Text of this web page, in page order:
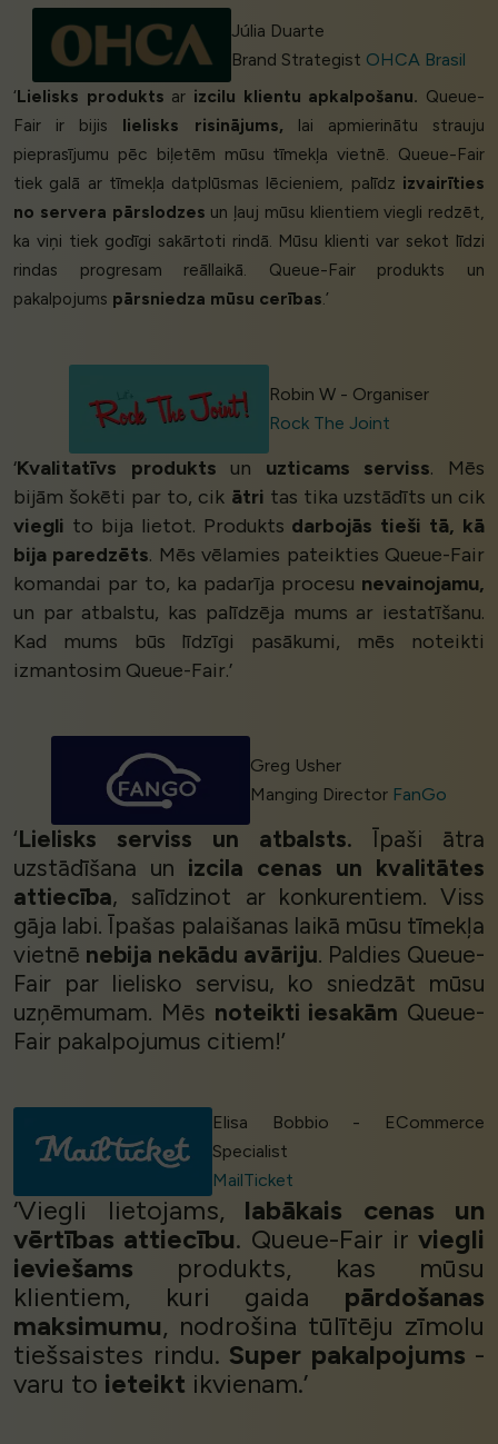
Júlia Duarte
Brand Strategist OHCA Brasil
‘Lielisks produkts ar izcilu klientu apkalpošanu. Queue-
Fair ir bijis lielisks risinājums, lai apmierinātu strauju
pieprasījumu pēc biļetēm mūsu tīmekļa vietnē. Queue-Fair
tiek galā ar tīmekļa datplūsmas lēcieniem, palīdz izvairīties
no servera pārslodzes un ļauj mūsu klientiem viegli redzēt,
ka viņi tiek godīgi sakārtoti rindā. Mūsu klienti var sekot līdzi
rindas progresam reāllaikā. Queue-Fair produkts un
pakalpojums pārsniedza mūsu cerības.’
Robin W - Organiser
Rock The Joint
‘Kvalitatīvs produkts un uzticams serviss. Mēs
bijām šokēti par to, cik ātri tas tika uzstādīts un cik
viegli to bija lietot. Produkts darbojās tieši tā, kā
bija paredzēts. Mēs vēlamies pateikties Queue-Fair
komandai par to, ka padarīja procesu nevainojamu,
un par atbalstu, kas palīdzēja mums ar iestatīšanu.
Kad mums būs līdzīgi pasākumi, mēs noteikti
izmantosim Queue-Fair.’
Greg Usher
Manging Director FanGo
‘Lielisks serviss un atbalsts. Īpaši ātra
uzstādīšana un izcila cenas un kvalitātes
attiecība, salīdzinot ar konkurentiem. Viss
gāja labi. Īpašas palaišanas laikā mūsu tīmekļa
vietnē nebija nekādu avāriju. Paldies Queue-
Fair par lielisko servisu, ko sniedzāt mūsu
uzņēmumam. Mēs noteikti iesakām Queue-
Fair pakalpojumus citiem!’
Elisa Bobbio - ECommerce
Specialist
MailTicket
‘Viegli lietojams, labākais cenas un
vērtības attiecību. Queue-Fair ir viegli
ieviešams produkts, kas mūsu
klientiem, kuri gaida pārdošanas
maksimumu, nodrošina tūlītēju zīmolu
tiešsaistes rindu. Super pakalpojums -
varu to ieteikt ikvienam.’